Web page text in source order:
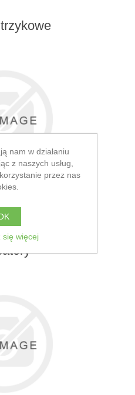
nam w działaniu
z naszych usług,
przez nas
się więcej